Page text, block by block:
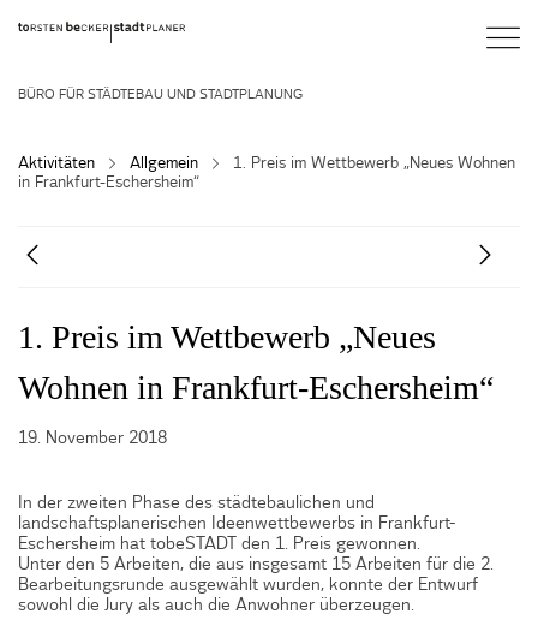
BÜRO FÜR STÄDTEBAU UND STADTPLANUNG
Aktivitäten Allgemein
1. Preis im Wettbewerb „Neues Wohnen
in Frankfurt-Eschersheim“
1. Preis im Wettbewerb „Neues
Wohnen in Frankfurt-Eschersheim“
19. November 2018
In der zweiten Phase des städtebaulichen und
landschaftsplanerischen Ideenwettbewerbs in Frankfurt-
Eschersheim hat tobeSTADT den 1. Preis gewonnen.
Unter den 5 Arbeiten, die aus insgesamt 15 Arbeiten für die 2.
Bearbeitungsrunde ausgewählt wurden, konnte der Entwurf
sowohl die Jury als auch die Anwohner überzeugen.